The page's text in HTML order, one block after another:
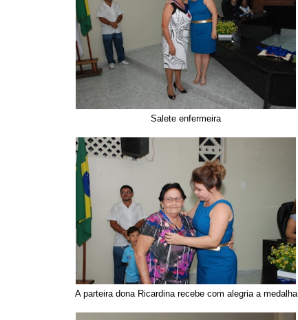
Salete enfermeira
A parteira dona Ricardina recebe com alegria a medalha